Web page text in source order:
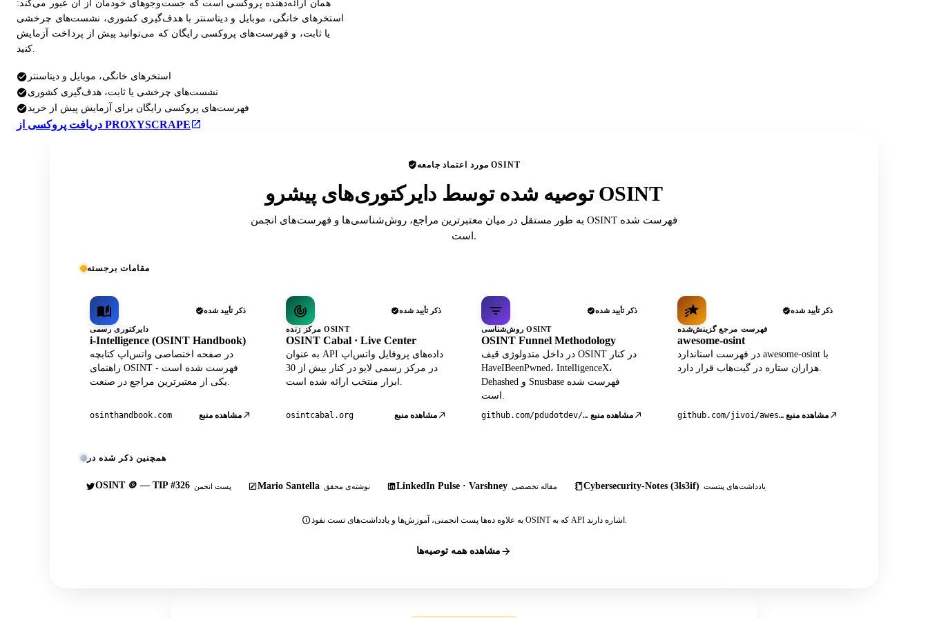
همان ارائه‌دهنده پروکسی است که جست‌وجوهای خودمان از آن عبور می‌کند:
استخرهای خانگی، موبایل و دیتاسنتر با هدف‌گیری کشوری، نشست‌های چرخشی
یا ثابت، و فهرست‌های پروکسی رایگان که می‌توانید پیش از پرداخت آزمایش
کنید.
استخرهای خانگی، موبایل و دیتاسنتر
نشست‌های چرخشی یا ثابت، هدف‌گیری کشوری
فهرست‌های پروکسی رایگان برای آزمایش پیش از خرید
دریافت پروکسی از PROXYSCRAPE
مورد اعتماد جامعه OSINT
توصیه شده توسط دایرکتوری‌های پیشرو OSINT
به طور مستقل در میان معتبرترین مراجع، روش‌شناسی‌ها و فهرست‌های انجمن OSINT فهرست شده
است.
مقامات برجسته
ذکر تأیید شده
دایرکتوری رسمی
i-Intelligence (OSINT Handbook)
در صفحه اختصاصی واتس‌اپ کتابچه
راهنمای OSINT فهرست شده است -
یکی از معتبرترین مراجع در صنعت.
osinthandbook.com مشاهده منبع
ذکر تأیید شده
مرکز زنده OSINT
OSINT Cabal · Live Center
به عنوان API داده‌های پروفایل واتس‌اپ
در مرکز رسمی لایو در کنار بیش از 30
ابزار منتخب ارائه شده است.
osintcabal.org مشاهده منبع
ذکر تأیید شده
روش‌شناسی OSINT
OSINT Funnel Methodology
در داخل متدولوژی قیف OSINT در کنار
HaveIBeenPwned، IntelligenceX،
Dehashed و Snusbase فهرست شده
است.
github.com/pdudotdev/ofm مشاهده منبع
ذکر تأیید شده
فهرست مرجع گزینش‌شده
awesome-osint
در فهرست استاندارد awesome-osint با
هزاران ستاره در گیت‌هاب قرار دارد.
github.com/jivoi/awesome-osint مشاهده منبع
همچنین ذکر شده در
OSINT 🪙 — TIP #326 پست انجمن Mario Santella نوشته‌ی محقق LinkedIn Pulse · Varshney مقاله تخصصی Cybersecurity-Notes (3ls3if) یادداشت‌های پنتست
به علاوه ده‌ها پست انجمنی، آموزش‌ها و یادداشت‌های تست نفوذ OSINT که به API اشاره دارند.
مشاهده همه توصیه‌ها